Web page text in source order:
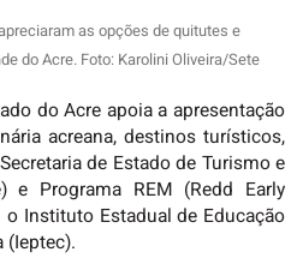
as opções de quitutes e
do Acre. Foto: Karolini Oliveira/Sete
do Acre apoia a apresentação
acreana, destinos turísticos,
de Estado de Turismo e
e Programa REM (Redd Early
Instituto Estadual de Educação
(Ieptec).